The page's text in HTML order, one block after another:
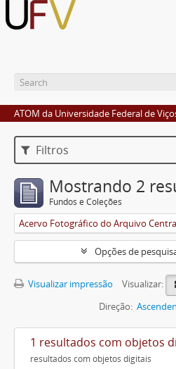
ATOM da Universidade Federal de
Filtros
Mostrando 2
Fundos e Coleções
Opções de
Visualizar impressão
Visualizar:
Direção:
1 resultados com objetos
resultados com objetos digitais